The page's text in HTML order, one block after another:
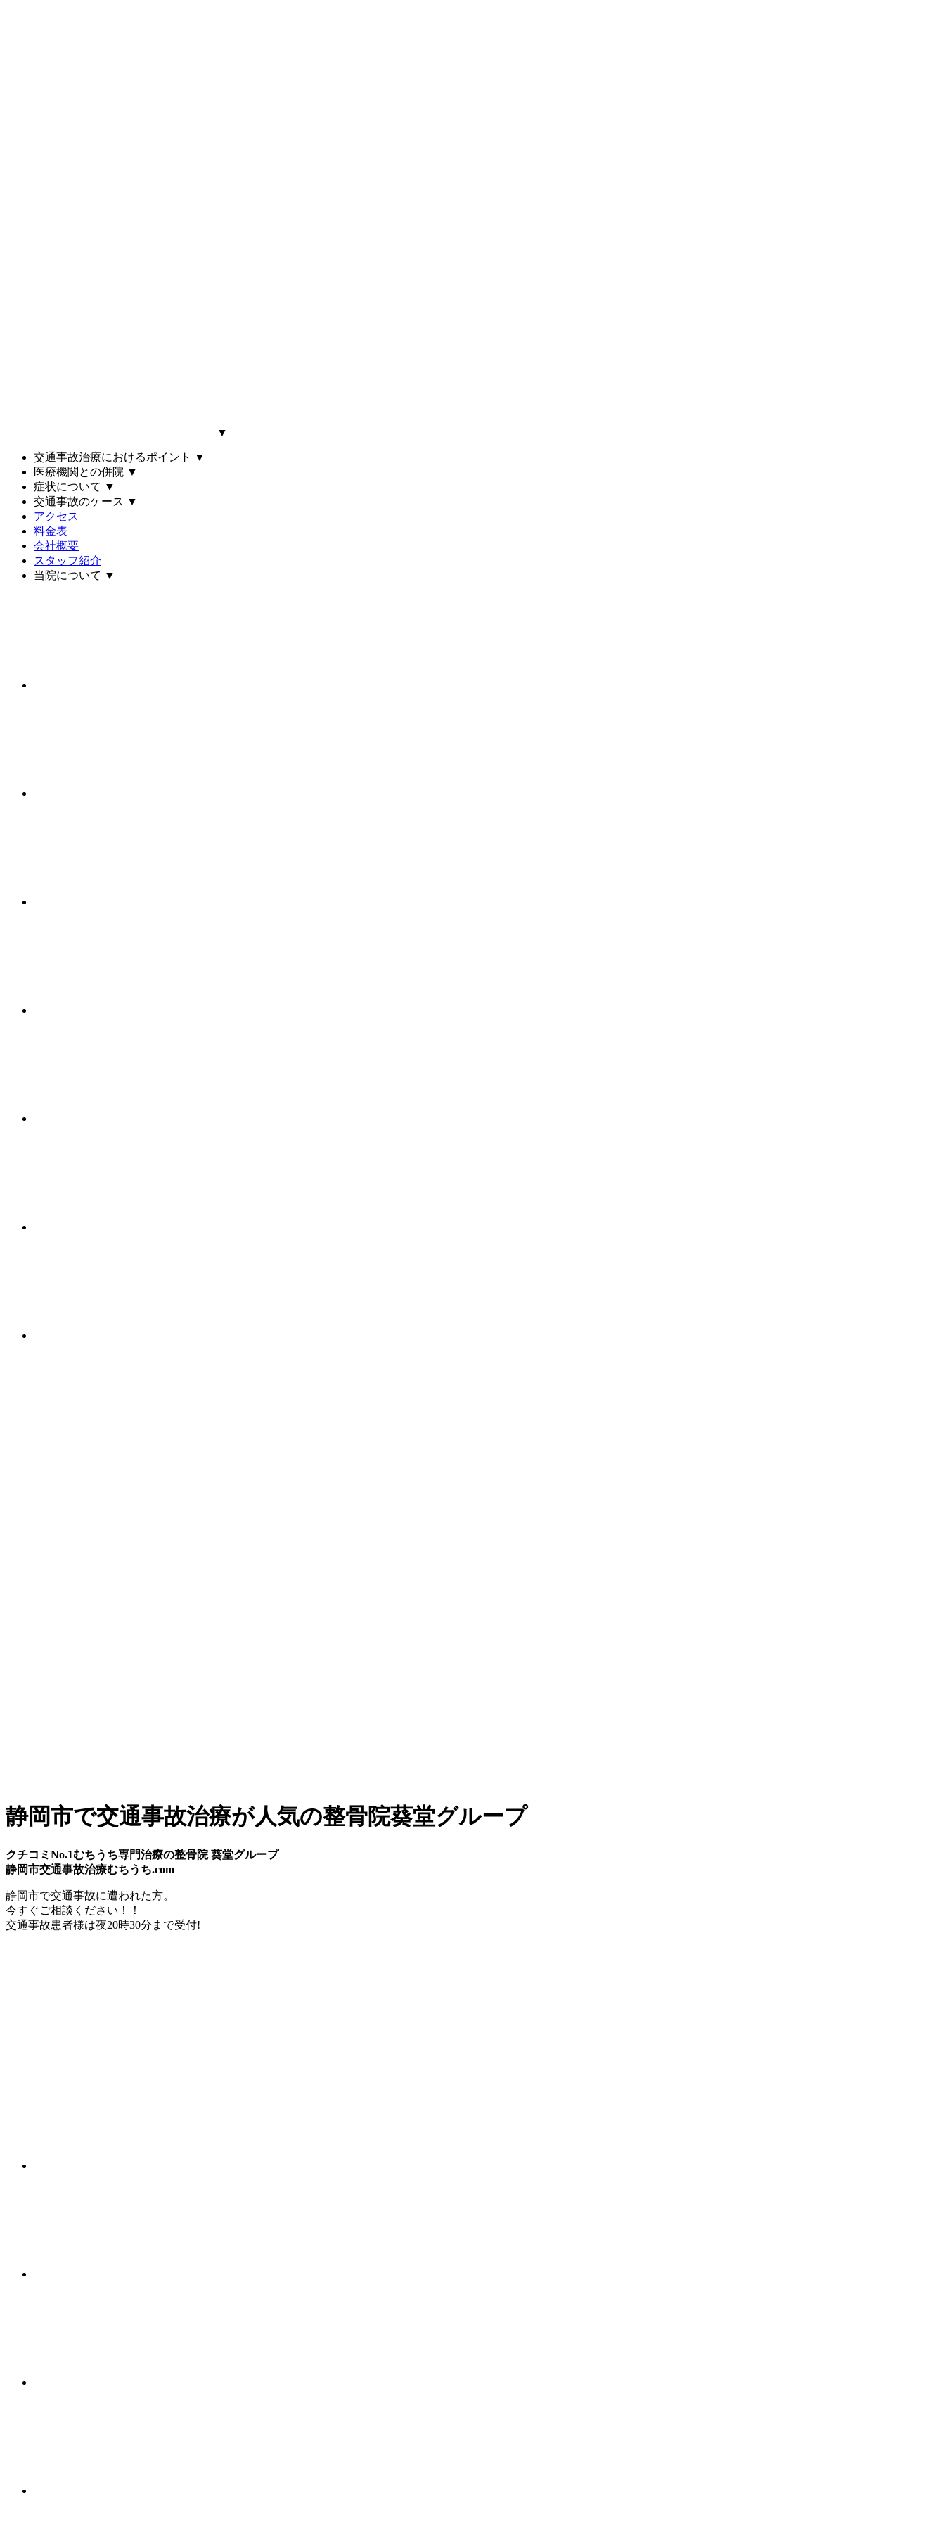
▼
交通事故治療におけるポイント
▼
医療機関との併院 ▼
症状について ▼
交通事故のケース ▼
アクセス
料金表
会社概要
スタッフ紹介
当院について ▼
静岡市で交通事故治療が人気の整骨院葵堂グループ
クチコミNo.1むちうち専門治療の整骨院 葵堂グループ
静岡市交通事故治療むちうち.com
静岡市で交通事故に遭われた方。
今すぐご相談ください！！
交通事故患者様は夜20時30分 まで受付!